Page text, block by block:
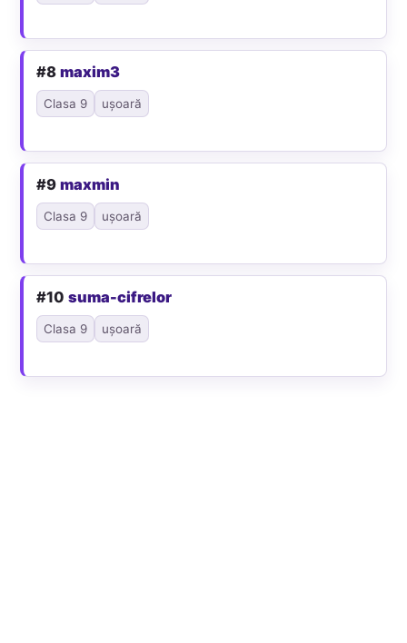
#8maxim3
Clasa 9 ușoară
#9maxmin
Clasa 9 ușoară
#10suma-cifrelor
Clasa 9 ușoară